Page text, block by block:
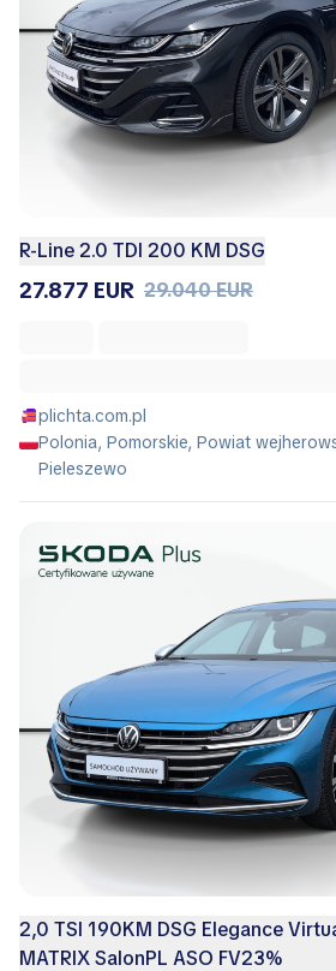
R-Line 2.0 TDI 200 KM DSG
27.877 EUR 29.040 EUR
plichta.com.pl
Polonia, Pomorskie, Powiat
Pieleszewo
2,0 TSI 190KM DSG Elegance
MATRIX SalonPL ASO FV23%